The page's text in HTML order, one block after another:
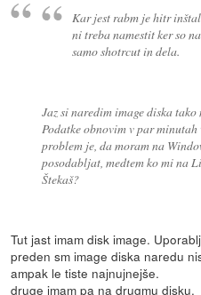
Kar jest rabm je hitr
ni treba namestit ker so
samo shotrcut in dela.
Jaz si naredim image diska
Podatke obnovim v par
problem je, da moram na
posodabljat, medtem ko mi na
Štekaš?
Tut jast imam disk image.
preden sm image diska naredu
ampak le tiste najnujnejše.
druge imam pa na drugmu disku.